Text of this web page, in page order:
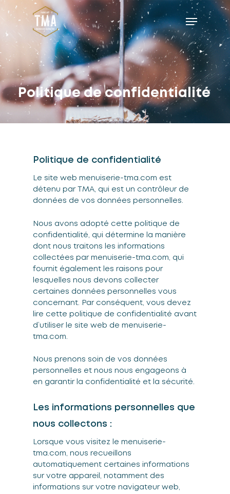
Menu
Politique de confidentialité
Politique de confidentialité
Le site web menuiserie-tma.com est
détenu par TMA, qui est un contrôleur de
données de vos données personnelles.
Nous avons adopté cette politique de
confidentialité, qui détermine la manière
dont nous traitons les informations
collectées par menuiserie-tma.com, qui
fournit également les raisons pour
lesquelles nous devons collecter
certaines données personnelles vous
concernant. Par conséquent, vous devez
lire cette politique de confidentialité avant
d’utiliser le site web de menuiserie-
tma.com.
Nous prenons soin de vos données
personnelles et nous nous engageons à
en garantir la confidentialité et la sécurité.
Les informations personnelles que
nous collectons :
Lorsque vous visitez le menuiserie-
tma.com, nous recueillons
automatiquement certaines informations
sur votre appareil, notamment des
informations sur votre navigateur web,